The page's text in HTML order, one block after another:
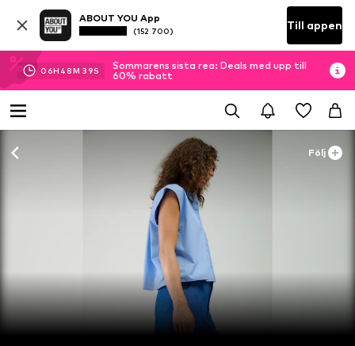
ABOUT YOU App
(152 700) Till appen
06H 48M 38S
Sommarens sista rea: Deals med upp till
60% rabatt
Följ